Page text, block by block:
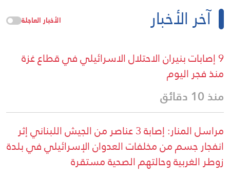
آخر الأخبار الأخبار العاجلة
9 إصابات بنيران الاحتلال الاسرائيلي في قطاع غزة
منذ فجر اليوم
منذ 10 دقائق
مراسل المنار: إصابة 3 عناصر من الجيش اللبناني إثر
انفجار جسم من مخلفات العدوان الإسرائيلي في بلدة
زوطر الغربية وحالتهم الصحية مستقرة